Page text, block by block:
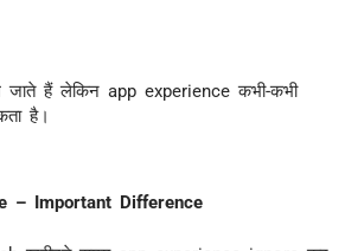
जाते हैं लेकिन app experience कभी-कभी
है।
– Important Difference